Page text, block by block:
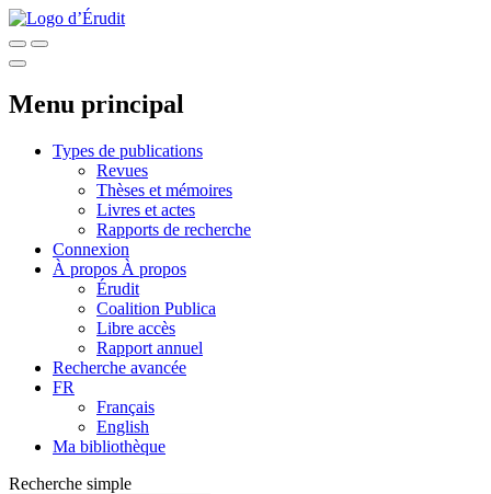
Menu principal
Types de publications
Revues
Thèses et mémoires
Livres et actes
Rapports de recherche
Connexion
À propos À propos
Érudit
Coalition Publica
Libre accès
Rapport annuel
Recherche avancée
FR
Français
English
Ma bibliothèque
Recherche simple